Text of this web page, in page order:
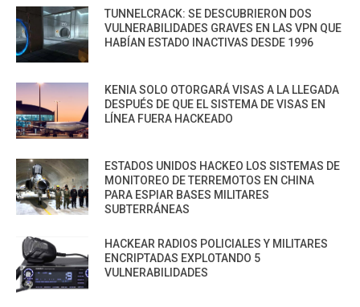
TUNNELCRACK: SE DESCUBRIERON DOS
VULNERABILIDADES GRAVES EN LAS VPN QUE
HABÍAN ESTADO INACTIVAS DESDE 1996
KENIA SOLO OTORGARÁ VISAS A LA LLEGADA
DESPUÉS DE QUE EL SISTEMA DE VISAS EN
LÍNEA FUERA HACKEADO
ESTADOS UNIDOS HACKEO LOS SISTEMAS DE
MONITOREO DE TERREMOTOS EN CHINA
PARA ESPIAR BASES MILITARES
SUBTERRÁNEAS
HACKEAR RADIOS POLICIALES Y MILITARES
ENCRIPTADAS EXPLOTANDO 5
VULNERABILIDADES